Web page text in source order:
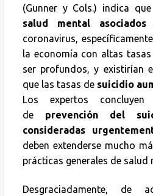
(Gunner y Cols.) indica
salud mental
coronavirus,
la economía con altas
ser profundos, y existirían
que las tasas de suicidio
Los expertos
de prevención del
consideradas
deben extenderse mucho
prácticas generales de salud
Desgraciadamente,